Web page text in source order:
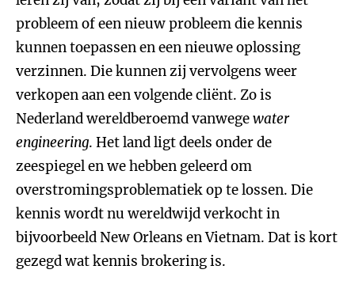
probleem of een nieuw probleem die kennis
kunnen toepassen en een nieuwe oplossing
verzinnen. Die kunnen zij vervolgens weer
verkopen aan een volgende cliënt. Zo is
Nederland wereldberoemd vanwegewater
engineering. Het land ligt deels onder de
zeespiegel en we hebben geleerd om
overstromingsproblematiek op te lossen. Die
kennis wordt nu wereldwijd verkocht in
bijvoorbeeld New Orleans en Vietnam. Dat is kort
gezegd wat kennis brokering is.